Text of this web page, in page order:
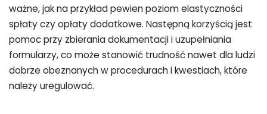
ważne, jak na przykład pewien poziom elastyczności
spłaty czy opłaty dodatkowe. Następną korzyścią jest
pomoc przy zbierania dokumentacji i uzupełniania
formularzy, co może stanowić trudność nawet dla ludzi
dobrze obeznanych w procedurach i kwestiach, które
należy uregulować.